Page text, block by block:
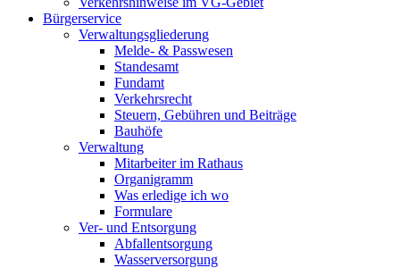
Bürgerservice
Verwaltungsgliederung
Melde- & Passwesen
Standesamt
Fundamt
Verkehrsrecht
Steuern, Gebühren und Beiträge
Bauhöfe
Verwaltung
Mitarbeiter im Rathaus
Organigramm
Was erledige ich wo
Formulare
Ver- und Entsorgung
Abfallentsorgung
Wasserversorgung